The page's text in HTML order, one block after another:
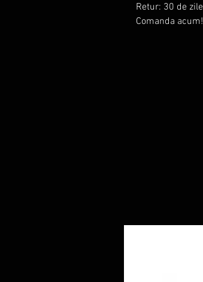
Retur: 30 de zile
Comanda acum!